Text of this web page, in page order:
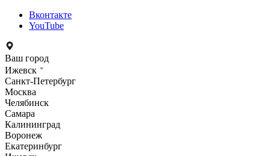
Вконтакте
YouTube
Ваш город
Ижевск
Санкт-Петербург
Москва
Челябинск
Самара
Калининград
Воронеж
Екатеринбург